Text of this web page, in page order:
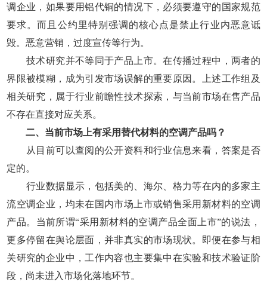
调企业，如果要用铝代铜的情况下，必须要遵守的国家规范
要求。而且公约里特别强调的核心点是禁止行业内恶意诋
毁。恶意营销，过度宣传等行为。
技术研究并不等同于产品上市。在传播过程中，两者的
界限被模糊，成为引发市场误解的重要原因。上述工作组及
相关研究，属于行业前瞻性技术探索，与当前市场在售产品
不存在直接对应关系。
二、当前市场上有采用替代材料的空调产品吗？
从目前可以查阅的公开资料和行业信息来看，答案是否
定的。
行业数据显示，包括美的、海尔、格力等在内的多家主
流空调企业，均未在国内市场上市或销售采用新材料的空调
产品。当前所谓“采用新材料的空调产品全面上市”的说法，
更多停留在舆论层面，并非真实的市场现状。即便在参与相
关研究的企业中，工作内容也主要集中在实验和技术验证阶
段，尚未进入市场化落地环节。